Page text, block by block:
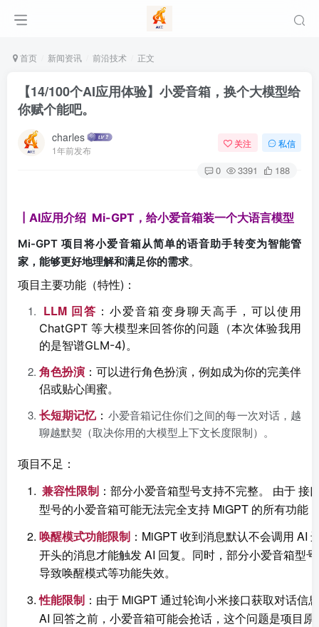
首页 新闻资讯 前沿技术 正文
【14/100个AI应用体验】小爱音箱，换个大模型给
你赋个能吧。
charles
1年前发布
关注 私信
0 3391 188
┃AI应用介绍 Mi-GPT，给小爱音箱装一个大语言模型
Mi-GPT 项目将小爱音箱从简单的语音助手转变为智能管
家，能够更好地理解和满足你的需求。
项目主要功能（特性)：
LLM 回答 ：小爱音箱变身聊天高手，可以使用
ChatGPT 等大模型来回答你的问题（本次体验我用
的是智谱GLM-4)。
角色扮演 ： 可以进行角色扮演，例如成为你的完美伴
侣或贴心闺蜜。
长短期记忆 ： 小爱音箱记住你们之间的每一次对话，越
聊越默契（取决你用的大模型上下文长度限制）。
项目不足：
兼容性限制 ： 部分小爱音箱型号支持不完整。 由于 接
型号的小爱音箱可能无法完全支持 MiGPT 的所有功能
唤醒模式功能限制 ：MiGPT 收到消息默认不会调用 AI
开头的消息才能触发 AI 回复。同时，部分小爱音箱型
导致唤醒模式等功能失效。
性能限制 ：由于 MiGPT 通过轮询小米接口获取对话信
AI 回答之前，小爱音箱可能会抢话，这个问题是项目